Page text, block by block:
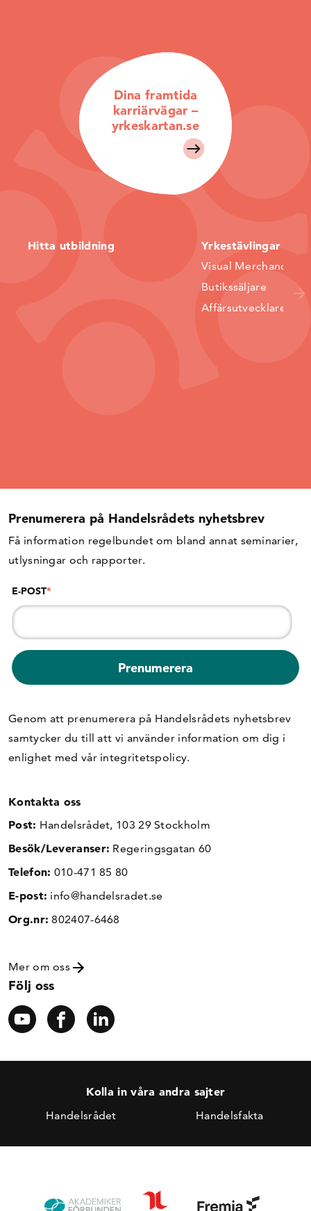
Dina framtida
karriärvägar –
yrkeskartan.se
Hitta utbildning Yrkestävlingar
Visual Merchandiser
Butikssäljare
Affärsutvecklare
Prenumerera på Handelsrådets nyhetsbrev
Få information regelbundet om bland annat seminarier,
utlysningar och rapporter.
E-POST*
Genom att prenumerera på Handelsrådets nyhetsbrev
samtycker du till att vi använder information om dig i
enlighet med vår integritetspolicy.
Kontakta oss
Post: Handelsrådet, 103 29 Stockholm
Besök/Leveranser: Regeringsgatan 60
Telefon: 010-471 85 80
E-post: info@handelsradet.se
Org.nr: 802407-6468
Mer om oss
Följ oss
Kolla in våra andra sajter
Handelsrådet Handelsfakta